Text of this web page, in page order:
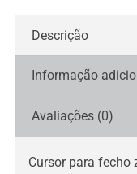
Descrição
Informação
Avaliações (0)
Cursor para fecho